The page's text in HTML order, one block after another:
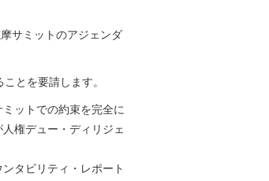
サミットのアジェンダ
とを要請します。
ットでの約束を完全に
権デュー・ディリジェ
タビリティ・レポート